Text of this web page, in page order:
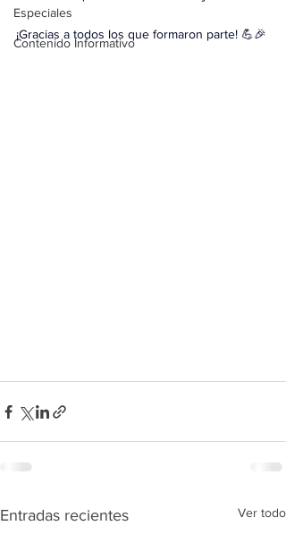
Especiales
Contenido Informativo
¡Gracias a todos los que formaron parte! 💪🎉
Entradas recientes Ver todo